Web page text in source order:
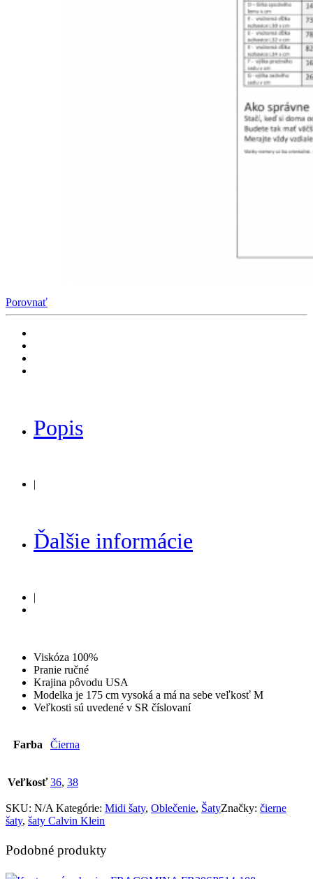
Porovnať
Popis
|
Ďalšie informácie
|
Viskóza 100%
Pranie ručné
Krajina pôvodu USA
Modelka je 175 cm vysoká a má na sebe veľkosť M
Veľkosti sú uvedené v SR číslovaní
Farba Čierna
Veľkosť 36, 38
SKU: N/A Kategórie: Midi šaty, Oblečenie, ŠatyZnačky: čierne
šaty, šaty Calvin Klein
Podobné produkty